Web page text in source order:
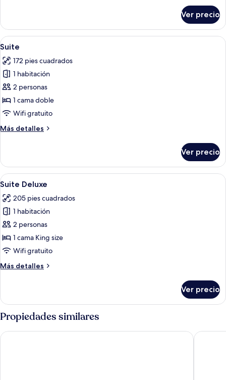
triple
Ver precio
Abrir
todas
las
fotos
de
Suite
Un dormitorio con una cama, dos
7
Suite
172 pies cuadrados
1 habitación
2 personas
1 cama doble
Wifi gratuito
Más detalles
Más
Ver precio
Abrir
todas
las
fotos
de
Suite
Deluxe
Una habitación de hotel con una
4
Suite Deluxe
205 pies cuadrados
1 habitación
2 personas
1 cama King size
Wifi gratuito
Más detalles
Más
Deluxe
Ver precio
Propiedades similares
Hotel Aceitunos Hotel